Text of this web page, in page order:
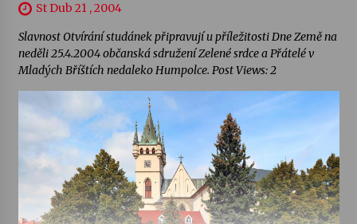
St Dub 21 , 2004
Slavnost Otvírání studánek připravují u příležitosti Dne Země na
neděli 25.4.2004 občanská sdružení Zelené srdce a Přátelé v
Mladých Bříštích nedaleko Humpolce. Post Views: 2